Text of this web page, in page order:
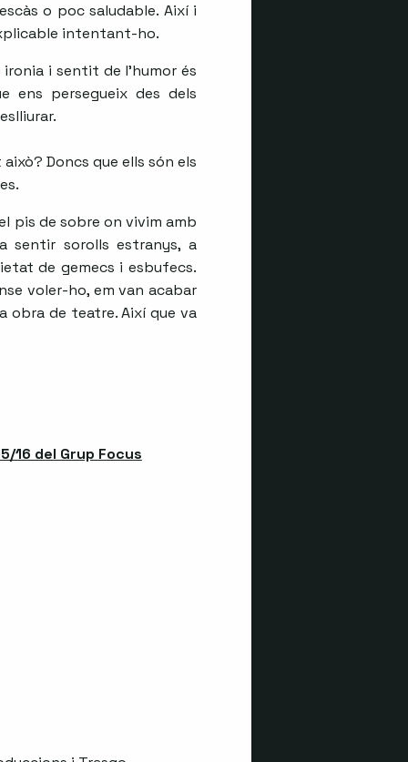
o poc saludable. Així i
intentant-ho.
i sentit de l’humor és
ens persegueix des dels
Doncs que ells són els
pis de sobre on vivim amb
sentir sorolls estranys, a
de gemecs i esbufecs.
voler-ho, em van acabar
obra de teatre. Així que va
16 del Grup Focus